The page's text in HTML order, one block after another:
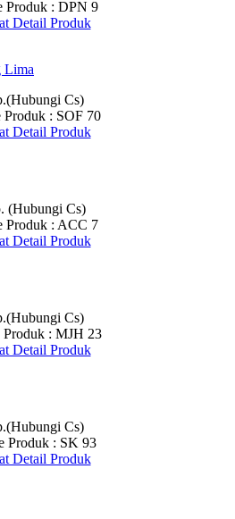
Produk : DPN 9
Detail Produk
Cs)
Produk : SOF 70
Detail Produk
(Hubungi Cs)
Produk : ACC 7
Detail Produk
Cs)
Produk : MJH 23
Detail Produk
Cs)
Produk : SK 93
Detail Produk